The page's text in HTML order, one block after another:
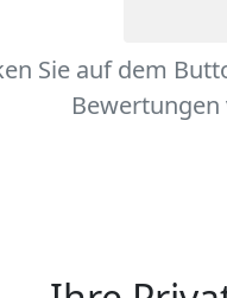
Sie auf dem